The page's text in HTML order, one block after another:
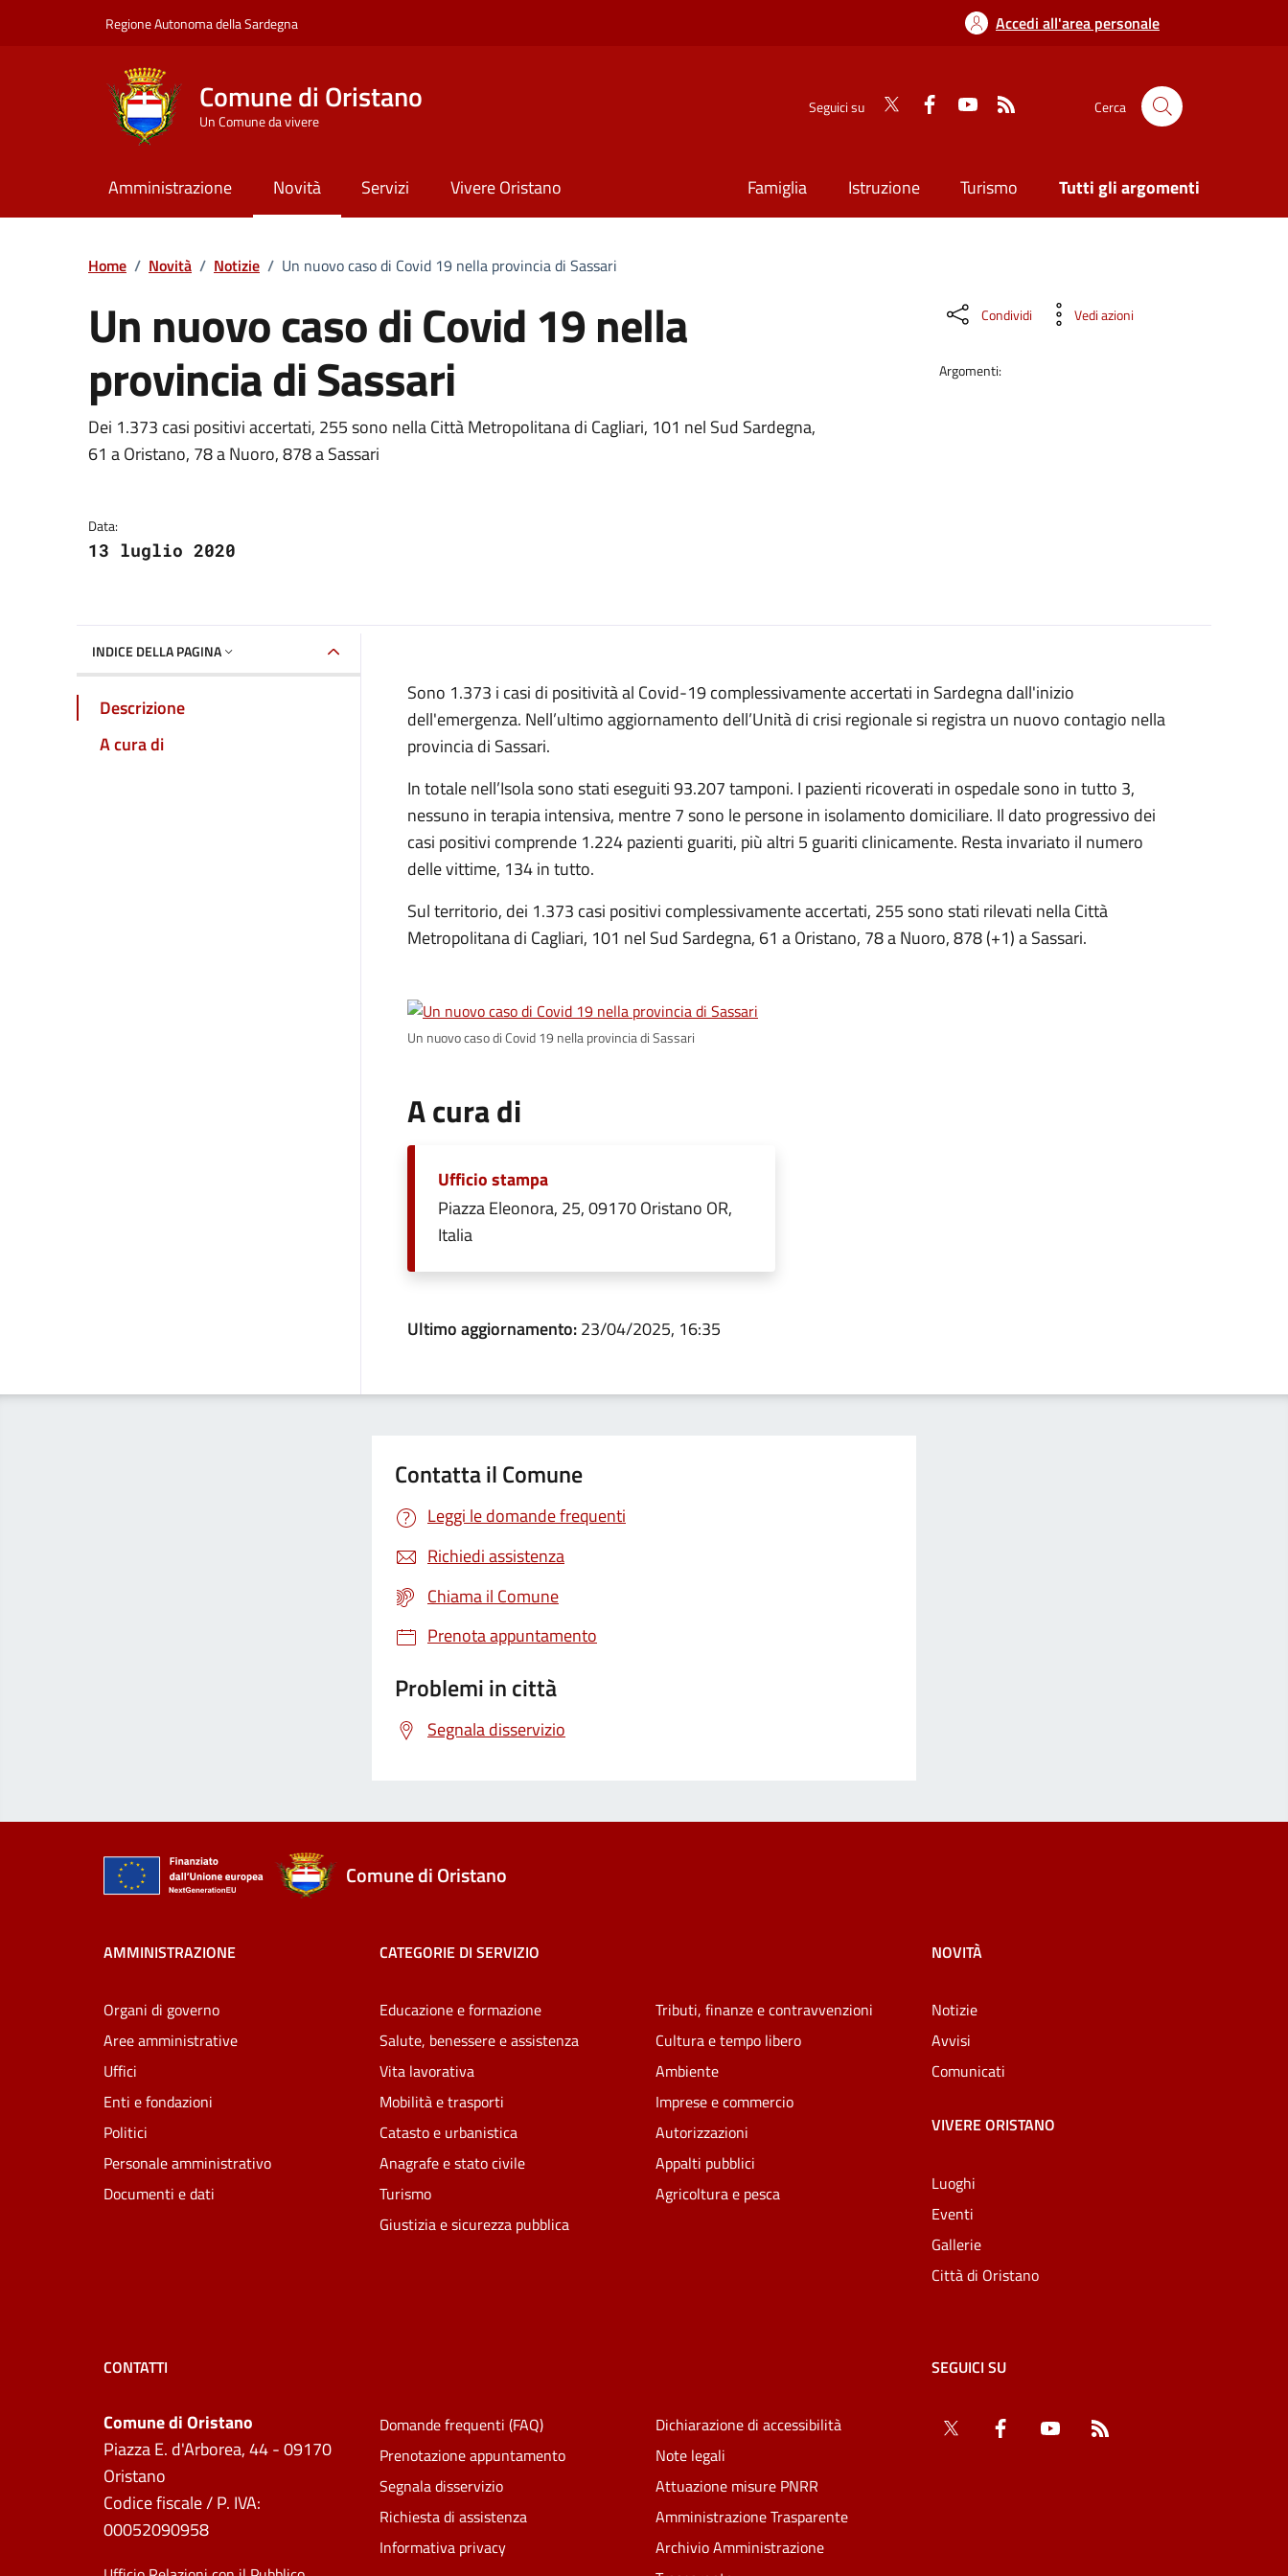
Regione Autonoma della Sardegna Accedi all'area personale
Comune di Oristano
Un Comune da vivere
Seguici su Cerca
Amministrazione Novità Servizi Vivere Oristano Famiglia Istruzione Turismo Tutti gli argomenti
Home / Novità / Notizie / Un nuovo caso di Covid 19 nella provincia di Sassari
Un nuovo caso di Covid 19 nella
provincia di Sassari
Dettagli della notizia
Dei 1.373 casi positivi accertati, 255 sono nella Città Metropolitana di Cagliari, 101 nel Sud Sardegna,
61 a Oristano, 78 a Nuoro, 878 a Sassari
Data:
13 luglio 2020
Condividi Vedi azioni
Argomenti:
INDICE DELLA PAGINA
Descrizione
A cura di
Sono 1.373 i casi di positività al Covid-19 complessivamente accertati in Sardegna dall'inizio
dell'emergenza. Nell’ultimo aggiornamento dell’Unità di crisi regionale si registra un nuovo contagio nella
provincia di Sassari.
In totale nell’Isola sono stati eseguiti 93.207 tamponi. I pazienti ricoverati in ospedale sono in tutto 3,
nessuno in terapia intensiva, mentre 7 sono le persone in isolamento domiciliare. Il dato progressivo dei
casi positivi comprende 1.224 pazienti guariti, più altri 5 guariti clinicamente. Resta invariato il numero
delle vittime, 134 in tutto.
Sul territorio, dei 1.373 casi positivi complessivamente accertati, 255 sono stati rilevati nella Città
Metropolitana di Cagliari, 101 nel Sud Sardegna, 61 a Oristano, 78 a Nuoro, 878 (+1) a Sassari.
Un nuovo caso di Covid 19 nella provincia di Sassari
A cura di
Ufficio stampa
Piazza Eleonora, 25, 09170 Oristano OR,
Italia
Ultimo aggiornamento:23/04/2025, 16:35
Contatta il Comune
Leggi le domande frequenti
Richiedi assistenza
Chiama il Comune
Prenota appuntamento
Problemi in città
Segnala disservizio
Comune di Oristano
AMMINISTRAZIONE
Organi di governo
Aree amministrative
Uffici
Enti e fondazioni
Politici
Personale amministrativo
Documenti e dati
CATEGORIE DI SERVIZIO
Educazione e formazione
Salute, benessere e assistenza
Vita lavorativa
Mobilità e trasporti
Catasto e urbanistica
Anagrafe e stato civile
Turismo
Giustizia e sicurezza pubblica
Tributi, finanze e contravvenzioni
Cultura e tempo libero
Ambiente
Imprese e commercio
Autorizzazioni
Appalti pubblici
Agricoltura e pesca
NOVITÀ
Notizie
Avvisi
Comunicati
VIVERE ORISTANO
Luoghi
Eventi
Gallerie
Città di Oristano
CONTATTI
Comune di Oristano
Piazza E. d'Arborea, 44 - 09170
Oristano
Codice fiscale / P. IVA:
00052090958
Domande frequenti (FAQ)
Prenotazione appuntamento
Segnala disservizio
Richiesta di assistenza
Informativa privacy
Dichiarazione di accessibilità
Note legali
Attuazione misure PNRR
Amministrazione Trasparente
Archivio Amministrazione
SEGUICI SU
Twitter Facebook YouTube